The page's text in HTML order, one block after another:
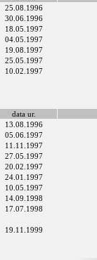
25.08.1996
30.06.1996
18.05.1997
04.05.1997
19.08.1997
25.05.1997
10.02.1997
data ur.
13.08.1996
05.06.1997
11.11.1997
27.05.1997
20.02.1997
24.01.1997
10.05.1997
14.09.1998
17.07.1998
19.11.1999